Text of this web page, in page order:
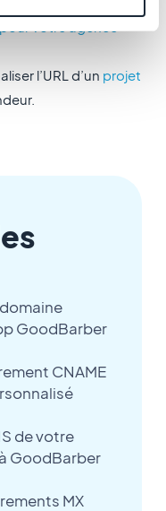
l’URL d’un projet
GoodBarber
CNAME
de votre
GoodBarber
MX